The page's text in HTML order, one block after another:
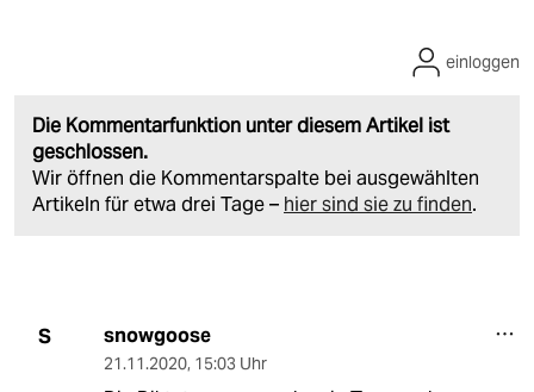
Die Kommentarfunktion unter diesem Artikel ist
geschlossen.
Wir öffnen die Kommentarspalte bei ausgewählten
Artikeln für etwa drei Tage – hier sind sie zu finden.
einloggen
S snowgoose
21.11.2020, 15:03 Uhr